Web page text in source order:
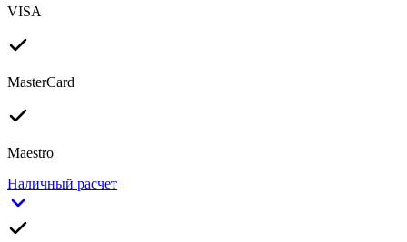
VISA
MasterCard
Maestro
Наличный расчет